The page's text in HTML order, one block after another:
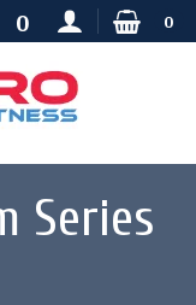
0
0
Series